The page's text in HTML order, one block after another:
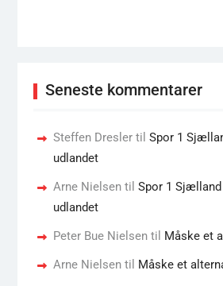
Seneste kommentarer
Steffen Dreslertil Spor 1
udlandet
Arne Nielsentil Spor 1
udlandet
Peter Bue Nielsentil Måske et
Arne Nielsentil Måske et